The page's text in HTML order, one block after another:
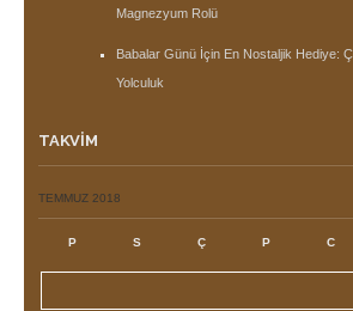
Magnezyum Rolü
Babalar Günü İçin En Nostaljik Hediye:
Yolculuk
TAKVIM
TEMMUZ 2018
P S Ç P C